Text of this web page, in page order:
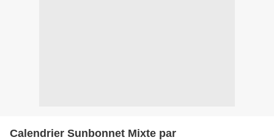
Calendrier Sunbonnet Mixte par